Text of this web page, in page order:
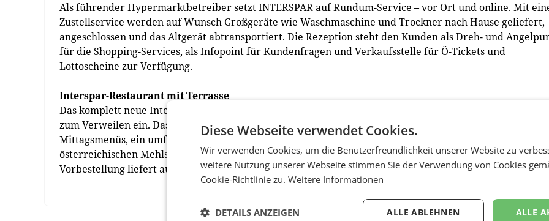
Als führender Hypermarktbetreiber setzt INTERSPAR auf Rundum-Service – vor Ort und online. Mit
Zustellservice werden auf Wunsch Großgeräte wie Waschmaschine und Trockner nach Hause geliefert,
angeschlossen und das Altgerät abtransportiert. Die Rezeption steht den Kunden als Dreh- und
für die Shopping-Services, als Infopoint für Kundenfragen und Verkaufsstelle für Ö-Tickets und
Lottoscheine zur Verfügung.
Interspar-Restaurant mit Terrasse
Das komplett neue Interspar-Restaurant lädt auf 148 Sitzplätzen im Restaurant und der Sonnenterrasse
zum Verweilen ein. Das Essensangebot reicht vom reichhaltigen Frühstücksbuffet über täglich
Mittagsmenüs, ein umfassendes Salatbuffet, eine eigene Pastastation, eine Früchtebar bis hin zu
österreichischen Mehlspeisen und Kaffeespezialitäten vom Barista. Der Partyservice mit
Vorbestellung liefert auf Wunsch Partybrezen, gemischte Platten und Brötchen nach Hause. (red)
Diese Webseite verwendet Cookies.
Wir verwenden Cookies, um die Benutzerfreundlichkeit unserer Website zu
weitere Nutzung unserer Webseite stimmen Sie der Verwendung von Cookies
Cookie-Richtlinie zu. Weitere Informationen
ALLE
ALLE ABLEHNEN
DETAILS ANZEIGEN